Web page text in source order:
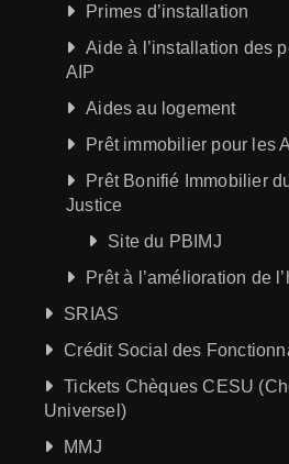
Primes d’installation
Aide à l’installation des
AIP
Aides au logement
Prêt immobilier pour les
Prêt Bonifié Immobilier
Justice
Site du PBIMJ
Prêt à l’amélioration de
SRIAS
Crédit Social des
Tickets Chèques CESU
Universel)
MMJ